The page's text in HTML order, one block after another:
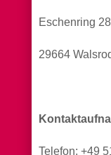
Eschenring 28
29664
Telefon: +49